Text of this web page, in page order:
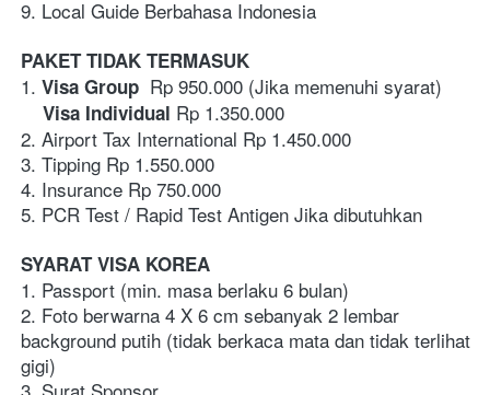
9. Local Guide Berbahasa Indonesia
PAKET TIDAK TERMASUK
1. Visa Group
  Rp 950.000 (Jika memenuhi syarat)
    Visa Individual
Rp 1.350.000
2. Airport Tax International Rp 1.450.000
3. Tipping Rp 1.550.000
4. Insurance Rp 750.000
5. PCR Test / Rapid Test Antigen Jika dibutuhkan
SYARAT VISA KOREA
1. Passport (min. masa berlaku 6 bulan)
2. Foto berwarna 4 X 6 cm sebanyak 2 lembar
background putih (tidak berkaca mata dan tidak terlihat
gigi)